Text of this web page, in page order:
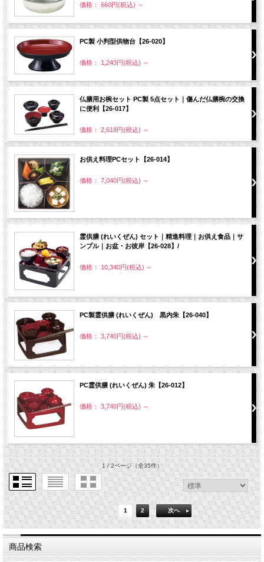
価格： 660円(税込) ～
PC製 小判型供物台【26-020】
価格： 1,243円(税込) ～
仏膳用お椀セット PC製 5点セット｜傷んだ仏膳椀の交換
に便利【26-017】
価格： 2,618円(税込) ～
お供え料理PCセット【26-014】
価格： 7,040円(税込) ～
霊供膳 (れいくぜん) セット｜精進料理｜お供え食品｜サ
ンプル｜お盆・お彼岸【26-028】/
価格： 10,340円(税込) ～
PC製霊供膳 (れいくぜん) 黒内朱【26-040】
価格： 3,740円(税込) ～
PC霊供膳 (れいくぜん) 朱【26-012】
価格： 3,740円(税込) ～
1 / 2ページ（全35件）
1 2 次へ
商品検索